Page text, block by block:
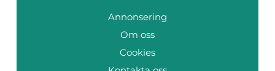
Annonsering
Om oss
Cookies